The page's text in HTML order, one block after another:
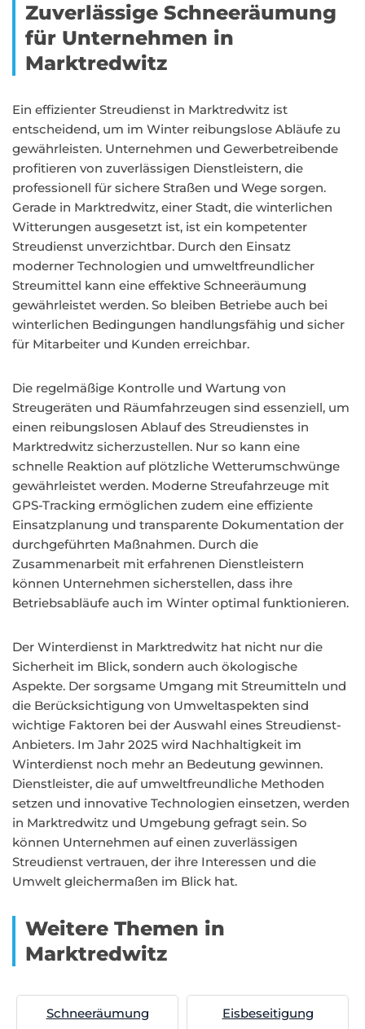
Zuverlässige Schneeräumung
für Unternehmen in
Marktredwitz
Ein effizienter Streudienst in Marktredwitz ist
entscheidend, um im Winter reibungslose Abläufe zu
gewährleisten. Unternehmen und Gewerbetreibende
profitieren von zuverlässigen Dienstleistern, die
professionell für sichere Straßen und Wege sorgen.
Gerade in Marktredwitz, einer Stadt, die winterlichen
Witterungen ausgesetzt ist, ist ein kompetenter
Streudienst unverzichtbar. Durch den Einsatz
moderner Technologien und umweltfreundlicher
Streumittel kann eine effektive Schneeräumung
gewährleistet werden. So bleiben Betriebe auch bei
winterlichen Bedingungen handlungsfähig und sicher
für Mitarbeiter und Kunden erreichbar.
Die regelmäßige Kontrolle und Wartung von
Streugeräten und Räumfahrzeugen sind essenziell, um
einen reibungslosen Ablauf des Streudienstes in
Marktredwitz sicherzustellen. Nur so kann eine
schnelle Reaktion auf plötzliche Wetterumschwünge
gewährleistet werden. Moderne Streufahrzeuge mit
GPS-Tracking ermöglichen zudem eine effiziente
Einsatzplanung und transparente Dokumentation der
durchgeführten Maßnahmen. Durch die
Zusammenarbeit mit erfahrenen Dienstleistern
können Unternehmen sicherstellen, dass ihre
Betriebsabläufe auch im Winter optimal funktionieren.
Der Winterdienst in Marktredwitz hat nicht nur die
Sicherheit im Blick, sondern auch ökologische
Aspekte. Der sorgsame Umgang mit Streumitteln und
die Berücksichtigung von Umweltaspekten sind
wichtige Faktoren bei der Auswahl eines Streudienst-
Anbieters. Im Jahr 2025 wird Nachhaltigkeit im
Winterdienst noch mehr an Bedeutung gewinnen.
Dienstleister, die auf umweltfreundliche Methoden
setzen und innovative Technologien einsetzen, werden
in Marktredwitz und Umgebung gefragt sein. So
können Unternehmen auf einen zuverlässigen
Streudienst vertrauen, der ihre Interessen und die
Umwelt gleichermaßen im Blick hat.
Weitere Themen in
Marktredwitz
Schneeräumung Eisbeseitigung